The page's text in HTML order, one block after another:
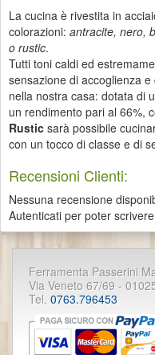
La cucina è rivestita in
colorazioni: antracite, nero,
o rustic.
Tutti toni caldi ed
sensazione di accoglienza
nella nostra casa: dotata di
un rendimento pari al 66%,
Rustic sarà possibile
con un tocco di classe e di
Recensioni Clienti:
Nessuna recensione
Autenticati per poter
Ferramenta Passerini
Via Veneto 67/69 -
Tel. 0763.796453